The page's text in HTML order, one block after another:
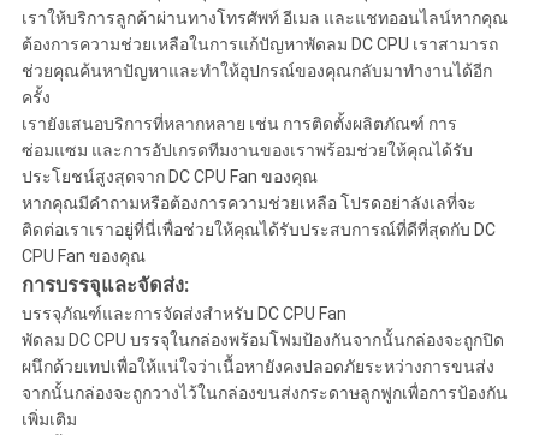
เราให้บริการลูกค้าผ่านทางโทรศัพท์ อีเมล และแชทออนไลน์หากคุณ
ต้องการความช่วยเหลือในการแก้ปัญหาพัดลม DC CPU เราสามารถ
ช่วยคุณค้นหาปัญหาและทำให้อุปกรณ์ของคุณกลับมาทำงานได้อีก
ครั้ง
เรายังเสนอบริการที่หลากหลาย เช่น การติดตั้งผลิตภัณฑ์ การ
ซ่อมแซม และการอัปเกรดทีมงานของเราพร้อมช่วยให้คุณได้รับ
ประโยชน์สูงสุดจาก DC CPU Fan ของคุณ
หากคุณมีคำถามหรือต้องการความช่วยเหลือ โปรดอย่าลังเลที่จะ
ติดต่อเราเราอยู่ที่นี่เพื่อช่วยให้คุณได้รับประสบการณ์ที่ดีที่สุดกับ DC
CPU Fan ของคุณ
การบรรจุและจัดส่ง:
บรรจุภัณฑ์และการจัดส่งสำหรับ DC CPU Fan
พัดลม DC CPU บรรจุในกล่องพร้อมโฟมป้องกันจากนั้นกล่องจะถูกปิด
ผนึกด้วยเทปเพื่อให้แน่ใจว่าเนื้อหายังคงปลอดภัยระหว่างการขนส่ง
จากนั้นกล่องจะถูกวางไว้ในกล่องขนส่งกระดาษลูกฟูกเพื่อการป้องกัน
เพิ่มเติม